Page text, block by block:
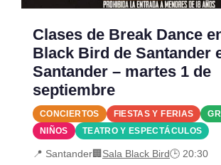
Clases de Break Dance
Black Bird de Santander
Santander – martes 1 de
septiembre
CONCIERTOS FIESTAS Y FERIAS
NIÑOS
TEATRO Y ESPECTÁCULOS
📍 Santander🏢 Sala Black Bird🕒 20:30